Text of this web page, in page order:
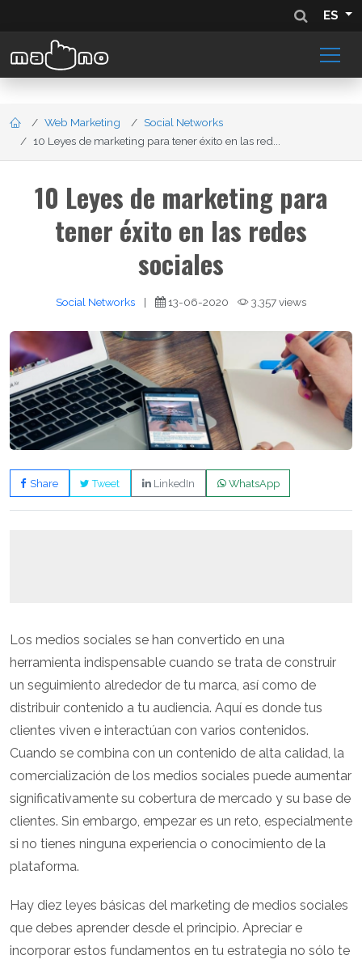
ES
Web Marketing
Social Networks
10 Leyes de marketing para tener éxito en las red...
10 Leyes de marketing para
tener éxito en las redes
sociales
Social Networks | 13-06-2020 3,357 views
Share Tweet LinkedIn WhatsApp
Los medios sociales se han convertido en una
herramienta indispensable cuando se trata de construir
un seguimiento alrededor de tu marca, así como de
distribuir contenido a tu audiencia. Aquí es donde tus
clientes viven e interactúan con varios contenidos.
Cuando se combina con un contenido de alta calidad, la
comercialización de los medios sociales puede aumentar
significativamente su cobertura de mercado y su base de
clientes. Sin embargo, empezar es un reto, especialmente
si no tienes ninguna experiencia o conocimiento de la
plataforma.
Hay diez leyes básicas del marketing de medios sociales
que debes aprender desde el principio. Apreciar e
incorporar estos fundamentos en tu estrategia no sólo te